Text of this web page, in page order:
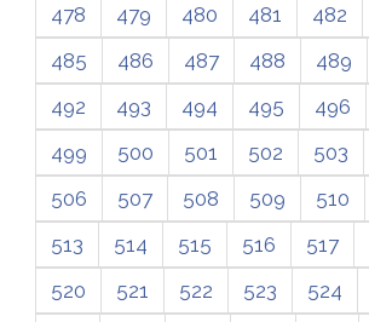
478
479 480 481 482
485
486 487 488 489
492
493 494 495 496
499
500 501 502 503
506
507 508 509 510
513
514 515 516 517
520
521 522 523 524